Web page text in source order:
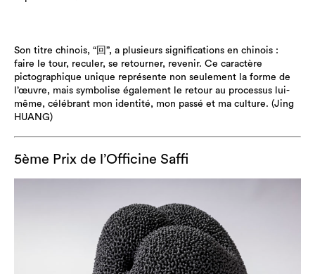
Son titre chinois, “回”, a plusieurs significations en chinois :
faire le tour, reculer, se retourner, revenir. Ce caractère
pictographique unique représente non seulement la forme de
l’œuvre, mais symbolise également le retour au processus lui-
même, célébrant mon identité, mon passé et ma culture. (Jing
HUANG)
5ème Prix de l’Officine Saffi